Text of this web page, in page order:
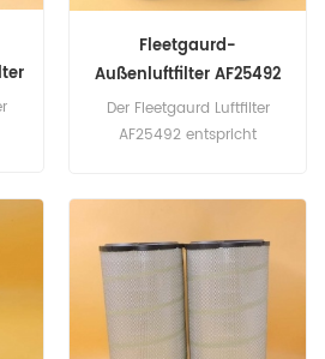
Fleetgaurd-
Außenluftfilter AF25492
Der Fleetgaurd Luftfilter
AF25492 entspricht
054, Perkins 26510353,
INGERSOLL-RAND 85400752.
Teilenummer: AF25492
Teilname: Luftfilter Marke:
Fleetgaurd